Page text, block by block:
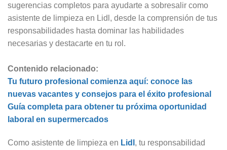
sugerencias completos para ayudarte a sobresalir como
asistente de limpieza en Lidl, desde la comprensión de tus
responsabilidades hasta dominar las habilidades
necesarias y destacarte en tu rol.
Contenido relacionado:
Tu futuro profesional comienza aquí: conoce las
nuevas vacantes y consejos para el éxito profesional
Guía completa para obtener tu próxima oportunidad
laboral en supermercados
Como asistente de limpieza en Lidl , tu responsabilidad